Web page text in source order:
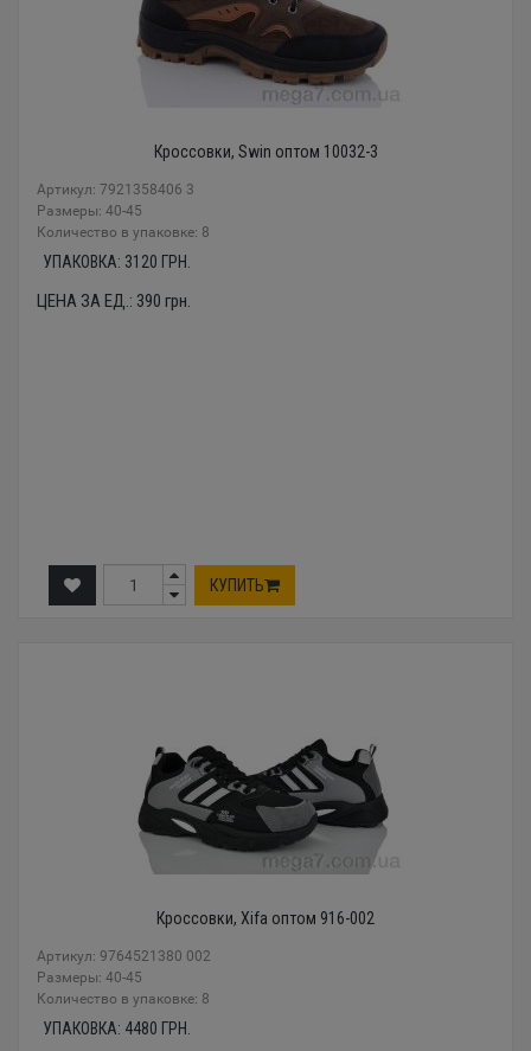
Кроссовки, Swin оптом 10032-3
Артикул: 7921358406 3
Размеры: 40-45
Количество в упаковке: 8
УПАКОВКА: 3120 ГРН.
ЦЕНА ЗА ЕД.: 390 грн.
КУПИТЬ
Кроссовки, Xifa оптом 916-002
Артикул: 9764521380 002
Размеры: 40-45
Количество в упаковке: 8
УПАКОВКА: 4480 ГРН.